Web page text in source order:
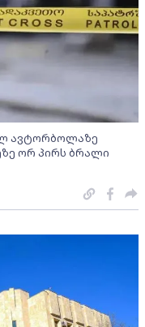
ავტორბოლაზე
ორ პირს ბრალი